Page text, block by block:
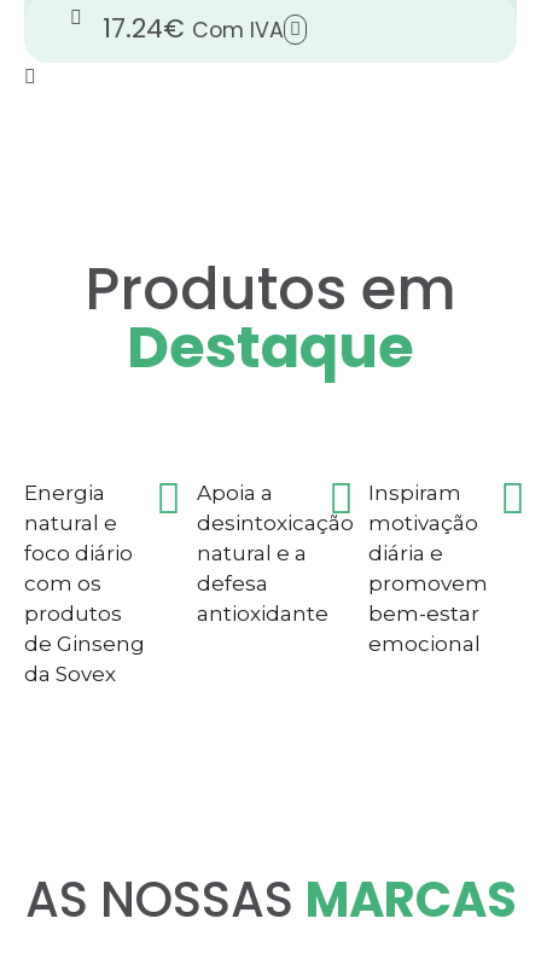
17.24€ Com IVA
Produtos em
Destaque
Energia
natural e
foco diário
com os
produtos
de Ginseng
da Sovex
Apoia a
desintoxicação
natural e a
defesa
antioxidante
Inspiram
motivação
diária e
promovem
bem-estar
emocional
AS NOSSAS MARCAS